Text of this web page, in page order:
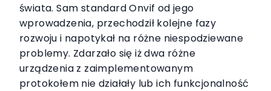
świata. Sam standard Onvif od jego
wprowadzenia, przechodził kolejne fazy
rozwoju i napotykał na różne niespodziewane
problemy. Zdarzało się iż dwa różne
urządzenia z zaimplementowanym
protokołem nie działały lub ich funkcjonalność